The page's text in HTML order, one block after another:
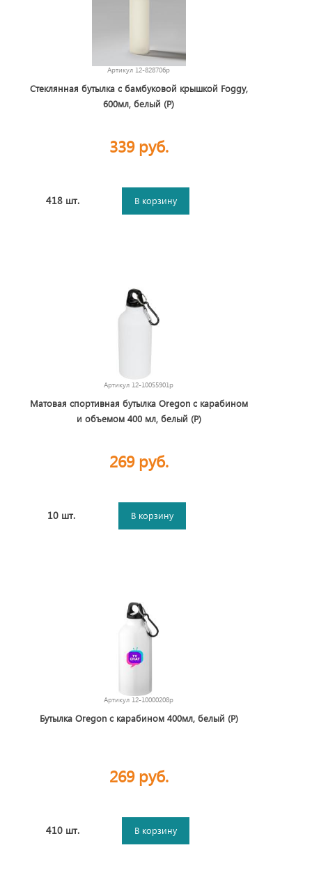
Артикул 12-828706p
Стеклянная бутылка с бамбуковой крышкой Foggy,
600мл, белый (Р)
339 руб.
418 шт. В корзину
Артикул 12-10055901p
Матовая спортивная бутылка Oregon с карабином
и объемом 400 мл, белый (Р)
269 руб.
10 шт. В корзину
Артикул 12-10000208p
Бутылка Oregon с карабином 400мл, белый (P)
269 руб.
410 шт. В корзину